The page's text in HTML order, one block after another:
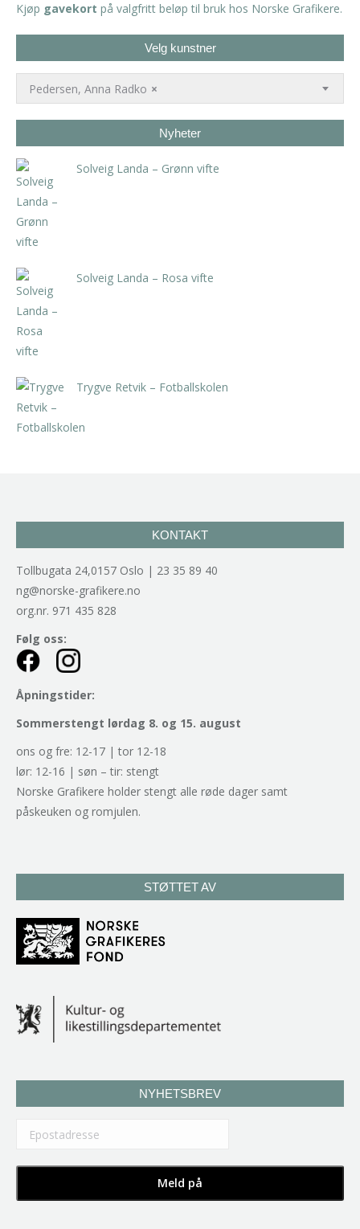
Kjøp gavekort på valgfritt beløp til bruk hos Norske Grafikere.
Velg kunstner
×
Pedersen, Anna Radko
Nyheter
Solveig Landa – Grønn vifte
Solveig Landa – Rosa vifte
Trygve Retvik – Fotballskolen
KONTAKT
Tollbugata 24,0157 Oslo | 23 35 89 40
ng@norske-grafikere.no
org.nr. 971 435 828
Følg oss:
Åpningstider:
Sommerstengt lørdag 8. og 15. august
ons og fre: 12-17 | tor 12-18
lør: 12-16 | søn – tir: stengt
Norske Grafikere holder stengt alle røde dager samt
påskeuken og romjulen.
STØTTET AV
NYHETSBREV